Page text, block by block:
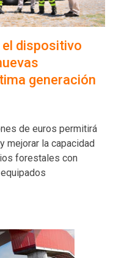
dispositivo
generación
de euros permitirá
mejorar la capacidad
forestales con